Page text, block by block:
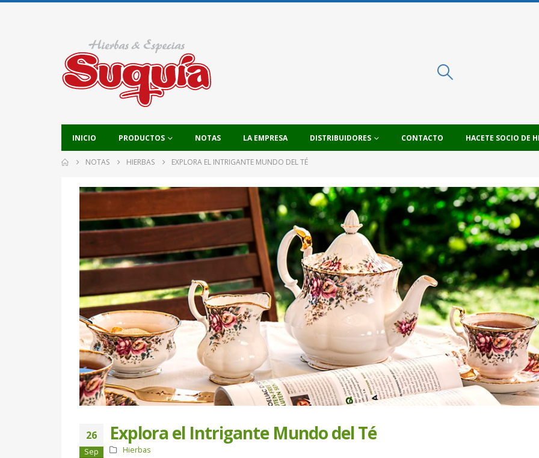
INICIO PRODUCTOS NOTAS LA EMPRESA DISTRIBUIDORES CONTACTO HACETE SOCIO DE
NOTAS HIERBAS EXPLORA EL INTRIGANTE MUNDO DEL TÉ
26
Sep
Explora el Intrigante Mundo del Té
Hierbas